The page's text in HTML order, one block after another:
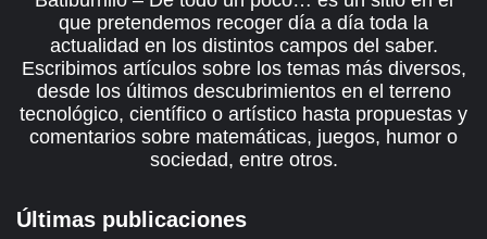
que pretendemos recoger día a día toda la
actualidad en los distintos campos del saber.
Escribimos artículos sobre los temas más diversos,
desde los últimos descubrimientos en el terreno
tecnológico, científico o artístico hasta propuestas y
comentarios sobre matemáticas, juegos, humor o
sociedad, entre otros.
Últimas publicaciones